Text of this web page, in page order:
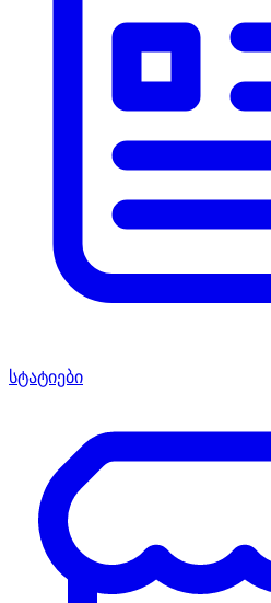
სტატიები